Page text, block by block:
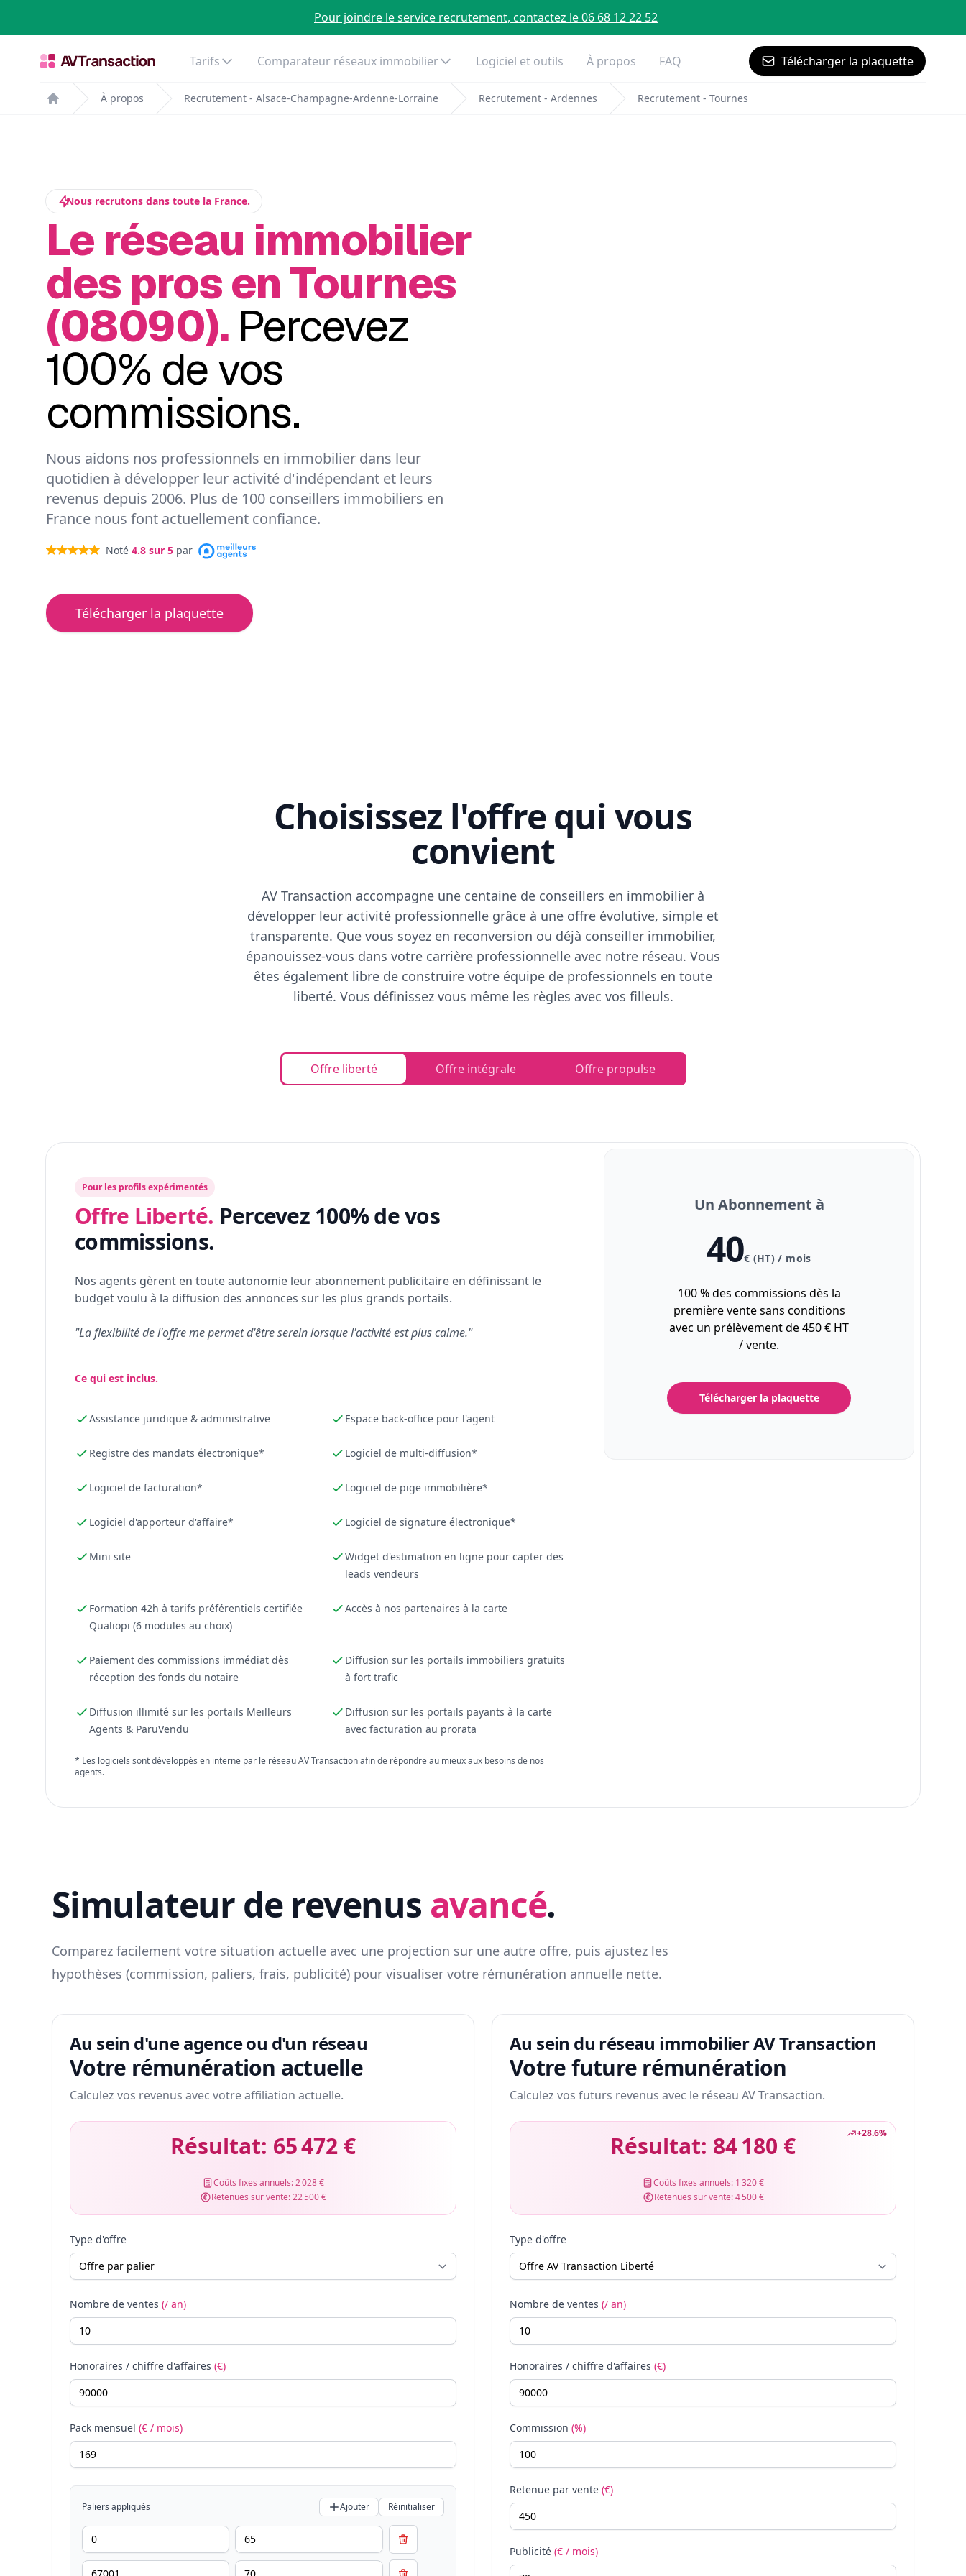
Pour joindre le service recrutement, contactez le 06 68 12 22 52
Tarifs Comparateur réseaux immobilier Logiciel et outils À propos FAQ Télécharger la plaquette
Home
À propos Recrutement - Alsace-Champagne-Ardenne-Lorraine Recrutement - Ardennes Recrutement - Tournes
Nous recrutons dans toute la France.
Le réseau immobilier
des pros en Tournes
(08090). Percevez
100% de vos
commissions.
Nous aidons nos professionnels en immobilier dans leur
quotidien à développer leur activité d'indépendant et leurs
revenus depuis 2006. Plus de 100 conseillers immobiliers en
France nous font actuellement confiance.
Noté 4.8 sur 5 par
Télécharger la plaquette
Choisissez l'offre qui vous
convient
AV Transaction accompagne une centaine de conseillers en immobilier à
développer leur activité professionnelle grâce à une offre évolutive, simple et
transparente. Que vous soyez en reconversion ou déjà conseiller immobilier,
épanouissez-vous dans votre carrière professionnelle avec notre réseau. Vous
êtes également libre de construire votre équipe de professionnels en toute
liberté. Vous définissez vous même les règles avec vos filleuls.
Offre liberté Offre intégrale Offre propulse
Pour les profils expérimentés
Offre Liberté. Percevez 100% de vos
commissions.
Nos agents gèrent en toute autonomie leur abonnement publicitaire en définissant le
budget voulu à la diffusion des annonces sur les plus grands portails.
"La flexibilité de l'offre me permet d'être serein lorsque l'activité est plus calme."
Ce qui est inclus.
Assistance juridique & administrative Espace back-office pour l'agent
Registre des mandats électronique* Logiciel de multi-diffusion*
Logiciel de facturation* Logiciel de pige immobilière*
Logiciel d'apporteur d'affaire* Logiciel de signature électronique*
Mini site
Widget d'estimation en ligne pour capter des
leads vendeurs
Formation 42h à tarifs préférentiels certifiée
Qualiopi (6 modules au choix)
Accès à nos partenaires à la carte
Paiement des commissions immédiat dès
réception des fonds du notaire
Diffusion sur les portails immobiliers gratuits
à fort trafic
Diffusion illimité sur les portails Meilleurs
Agents & ParuVendu
Diffusion sur les portails payants à la carte
avec facturation au prorata
* Les logiciels sont développés en interne par le réseau AV Transaction afin de répondre au mieux aux besoins de nos
agents.
Un Abonnement à
40€ (HT) / mois
100 % des commissions dès la
première vente sans conditions
avec un prélèvement de 450 € HT
/ vente.
Télécharger la plaquette
Simulateur de revenus avancé.
Comparez facilement votre situation actuelle avec une projection sur une autre offre, puis ajustez les
hypothèses (commission, paliers, frais, publicité) pour visualiser votre rémunération annuelle nette.
Au sein d'une agence ou d'un réseau
Votre rémunération actuelle
Calculez vos revenus avec votre affiliation actuelle.
Résultat: 65 472 €
Coûts fixes annuels:2 028 €
Retenues sur vente:22 500 €
Type d'offre
Nombre de ventes (/ an)
Honoraires / chiffre d'affaires (€)
Pack mensuel (€ / mois)
Paliers appliqués Ajouter Réinitialiser
Au sein du réseau immobilier AV Transaction
Votre future rémunération
Calculez vos futurs revenus avec le réseau AV Transaction.
+28.6%
Résultat: 84 180 €
Coûts fixes annuels: 1 320 €
Retenues sur vente:4 500 €
Type d'offre
Nombre de ventes (/ an)
Honoraires / chiffre d'affaires (€)
Commission (%)
Retenue par vente (€)
Publicité (€ / mois)